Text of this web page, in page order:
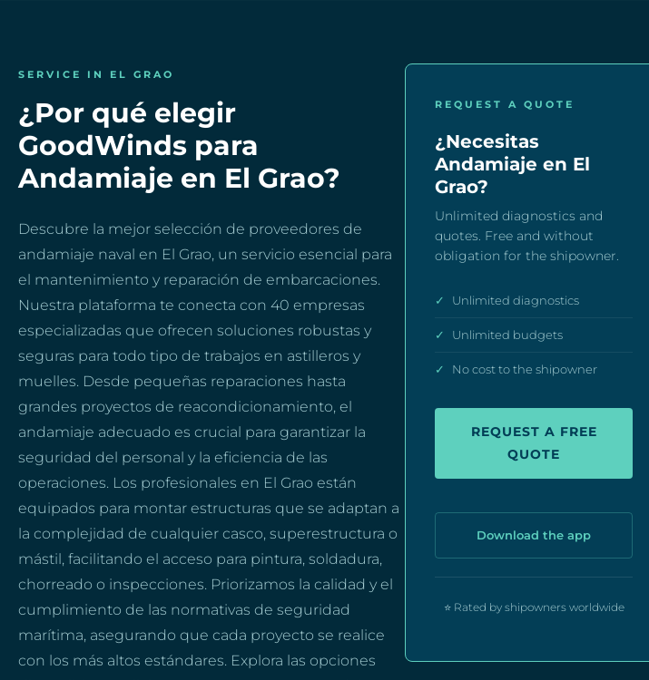
SERVICE IN EL GRAO
¿Por qué elegir
GoodWinds para
Andamiaje en El Grao?
Descubre la mejor selección de proveedores de
andamiaje naval en El Grao, un servicio esencial para
el mantenimiento y reparación de embarcaciones.
Nuestra plataforma te conecta con 40 empresas
especializadas que ofrecen soluciones robustas y
seguras para todo tipo de trabajos en astilleros y
muelles. Desde pequeñas reparaciones hasta
grandes proyectos de reacondicionamiento, el
andamiaje adecuado es crucial para garantizar la
seguridad del personal y la eficiencia de las
operaciones. Los profesionales en El Grao están
equipados para montar estructuras que se adaptan a
la complejidad de cualquier casco, superestructura o
mástil, facilitando el acceso para pintura, soldadura,
chorreado o inspecciones. Priorizamos la calidad y el
cumplimiento de las normativas de seguridad
marítima, asegurando que cada proyecto se realice
con los más altos estándares. Explora las opciones
REQUEST A QUOTE
¿Necesitas
Andamiaje en El
Grao?
Unlimited diagnostics and
quotes. Free and without
obligation for the shipowner.
✓ Unlimited diagnostics
✓ Unlimited budgets
✓ No cost to the shipowner
REQUEST A FREE
QUOTE
Download the app
⭐ Rated by shipowners worldwide